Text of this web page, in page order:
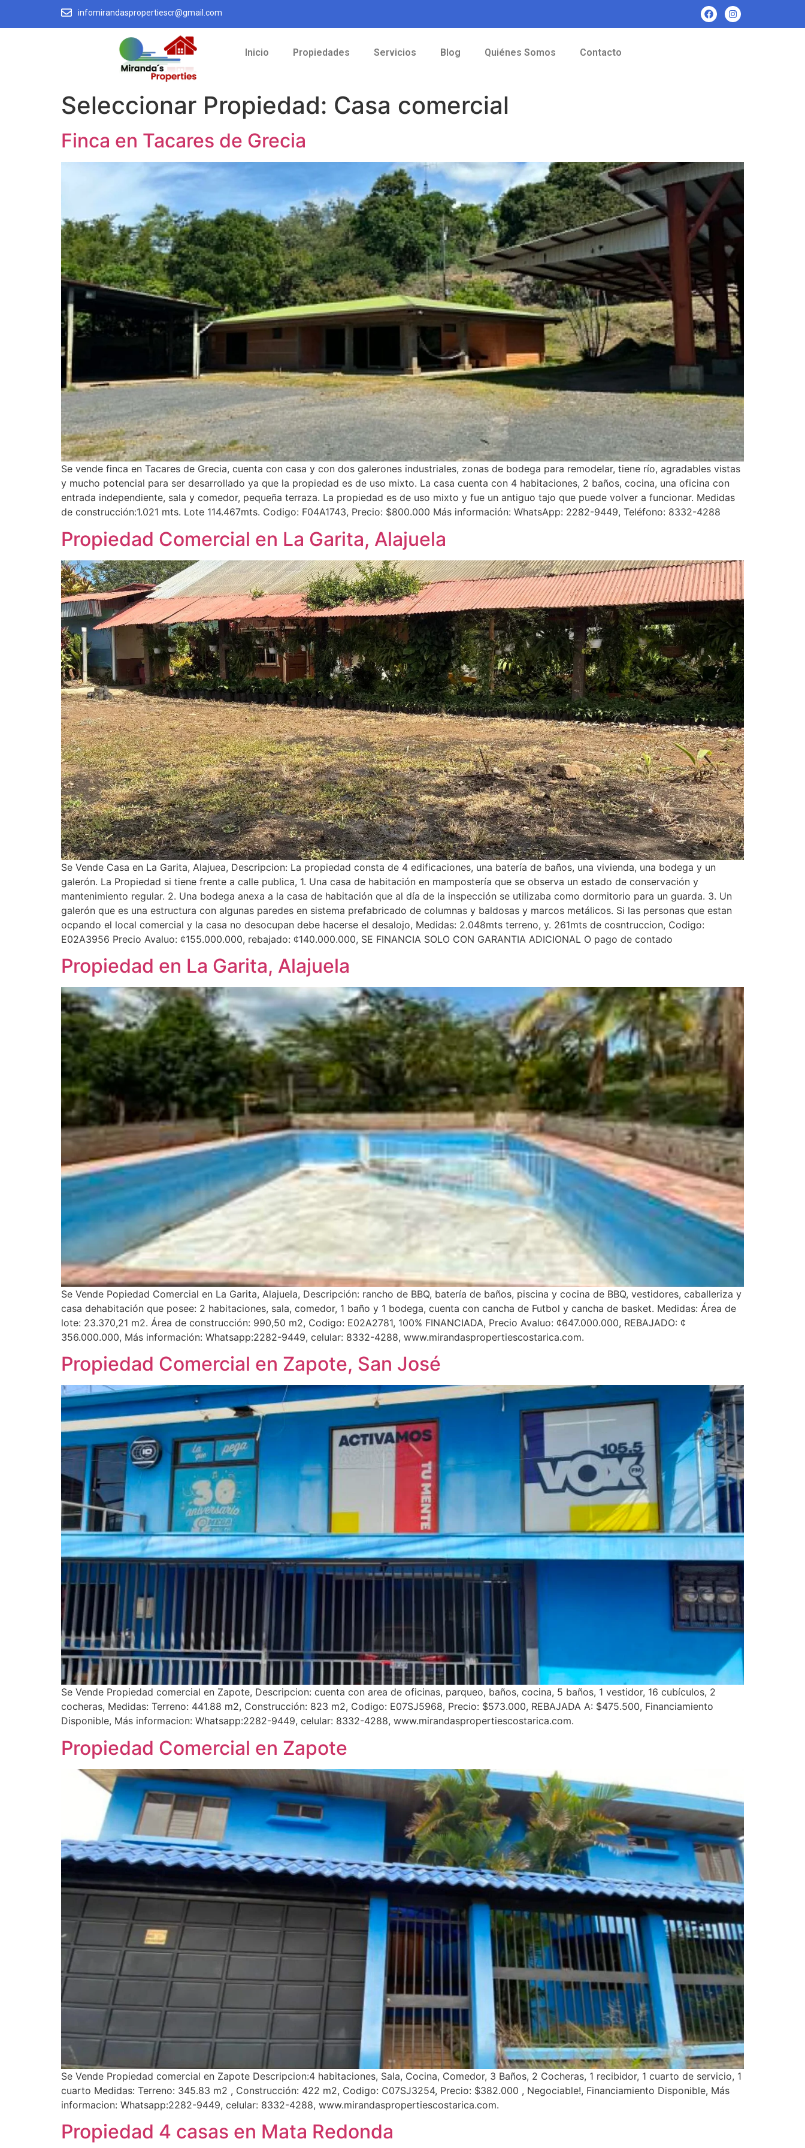
infomirandaspropertiescr@gmail.com
Inicio Propiedades Servicios Blog Quiénes Somos Contacto
Seleccionar Propiedad: Casa comercial
Finca en Tacares de Grecia
Se vende finca en Tacares de Grecia, cuenta con casa y con dos galerones industriales, zonas de bodega para remodelar, tiene río, agradables vistas
y mucho potencial para ser desarrollado ya que la propiedad es de uso mixto. La casa cuenta con 4 habitaciones, 2 baños, cocina, una oficina con
entrada independiente, sala y comedor, pequeña terraza. La propiedad es de uso mixto y fue un antiguo tajo que puede volver a funcionar. Medidas
de construcción:1.021 mts. Lote 114.467mts. Codigo: F04A1743, Precio: $800.000 Más información: WhatsApp: 2282-9449, Teléfono: 8332-4288
Propiedad Comercial en La Garita, Alajuela
Se Vende Casa en La Garita, Alajuea, Descripcion: La propiedad consta de 4 edificaciones, una batería de baños, una vivienda, una bodega y un
galerón. La Propiedad si tiene frente a calle publica, 1. Una casa de habitación en mampostería que se observa un estado de conservación y
mantenimiento regular. 2. Una bodega anexa a la casa de habitación que al día de la inspección se utilizaba como dormitorio para un guarda. 3. Un
galerón que es una estructura con algunas paredes en sistema prefabricado de columnas y baldosas y marcos metálicos. Si las personas que estan
ocpando el local comercial y la casa no desocupan debe hacerse el desalojo, Medidas: 2.048mts terreno, y. 261mts de cosntruccion, Codigo:
E02A3956 Precio Avaluo: ¢155.000.000, rebajado: ¢140.000.000, SE FINANCIA SOLO CON GARANTIA ADICIONAL O pago de contado
Propiedad en La Garita, Alajuela
Se Vende Popiedad Comercial en La Garita, Alajuela, Descripción: rancho de BBQ, batería de baños, piscina y cocina de BBQ, vestidores, caballeriza y
casa dehabitación que posee: 2 habitaciones, sala, comedor, 1 baño y 1 bodega, cuenta con cancha de Futbol y cancha de basket. Medidas: Área de
lote: 23.370,21 m2. Área de construcción: 990,50 m2, Codigo: E02A2781, 100% FINANCIADA, Precio Avaluo: ¢647.000.000, REBAJADO: ¢
356.000.000, Más información: Whatsapp:2282-9449, celular: 8332-4288, www.mirandaspropertiescostarica.com.
Propiedad Comercial en Zapote, San José
Se Vende Propiedad comercial en Zapote, Descripcion: cuenta con area de oficinas, parqueo, baños, cocina, 5 baños, 1 vestidor, 16 cubículos, 2
cocheras, Medidas: Terreno: 441.88 m2, Construcción: 823 m2, Codigo: E07SJ5968, Precio: $573.000, REBAJADA A: $475.500, Financiamiento
Disponible, Más informacion: Whatsapp:2282-9449, celular: 8332-4288, www.mirandaspropertiescostarica.com.
Propiedad Comercial en Zapote
Se Vende Propiedad comercial en Zapote Descripcion:4 habitaciones, Sala, Cocina, Comedor, 3 Baños, 2 Cocheras, 1 recibidor, 1 cuarto de servicio, 1
cuarto Medidas: Terreno: 345.83 m2 , Construcción: 422 m2, Codigo: C07SJ3254, Precio: $382.000 , Negociable!, Financiamiento Disponible, Más
informacion: Whatsapp:2282-9449, celular: 8332-4288, www.mirandaspropertiescostarica.com.
Propiedad 4 casas en Mata Redonda